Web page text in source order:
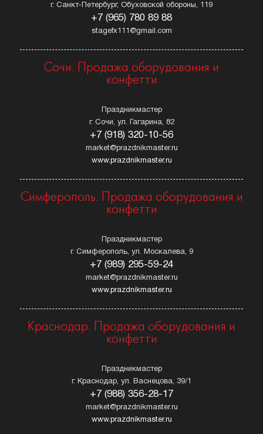
г. Санкт-Петербург, Обуховской обороны, 119
+7 (965) 780 89 88
stagefx111@gmail.com
Сочи. Продажа оборудования и
конфетти
Праздникмастер
г. Сочи, ул. Гагарина, 82
+7 (918) 320-10-56
market@prazdnikmaster.ru
www.prazdnikmaster.ru
Симферополь. Продажа оборудования и
конфетти
Праздникмастер
г. Симферополь, ул. Москалева, 9
+7 (989) 295-59-24
market@prazdnikmaster.ru
www.prazdnikmaster.ru
Краснодар. Продажа оборудования и
конфетти
Праздникмастер
г. Краснодар, ул. Васнецова, 39/1
+7 (988) 356-28-17
market@prazdnikmaster.ru
www.prazdnikmaster.ru